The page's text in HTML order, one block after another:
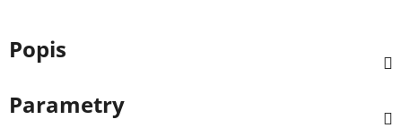
Popis
Parametry